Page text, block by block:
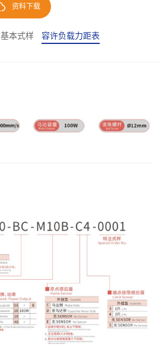
资料下载
基本式样
容许负载力距表